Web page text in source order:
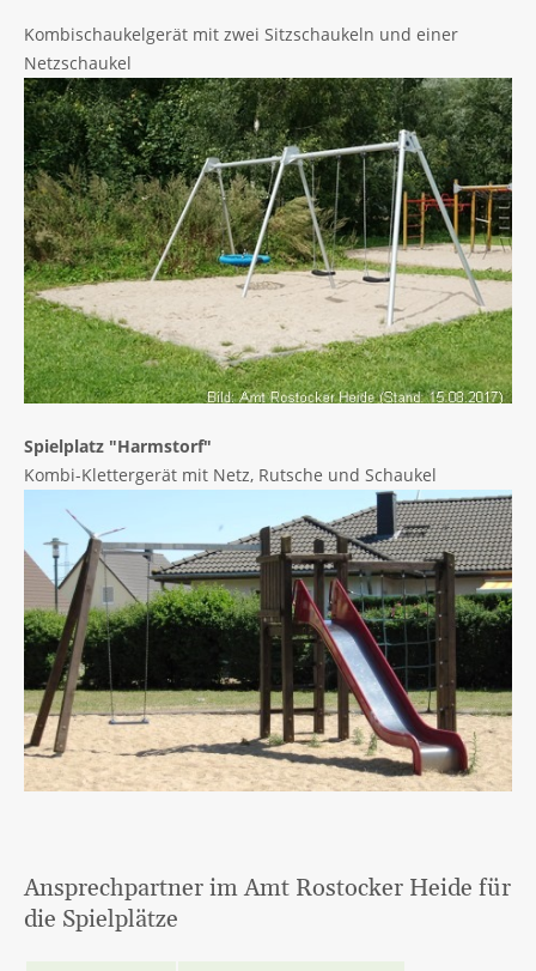
Kombischaukelgerät mit zwei Sitzschaukeln und einer
Netzschaukel
Spielplatz "Harmstorf"
Kombi-Klettergerät mit Netz, Rutsche und Schaukel
Ansprechpartner im Amt Rostocker Heide für
die Spielplätze